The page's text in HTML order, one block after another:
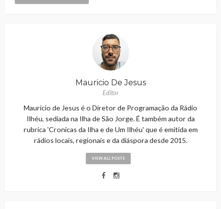
Mauricio De Jesus
Editor
Maurício de Jesus é o Diretor de Programação da Rádio
Ilhéu, sediada na Ilha de São Jorge. É também autor da
rubrica 'Cronicas da Ilha e de Um Ilhéu' que é emitida em
rádios locais, regionais e da diáspora desde 2015.
VIEW ALL POSTS